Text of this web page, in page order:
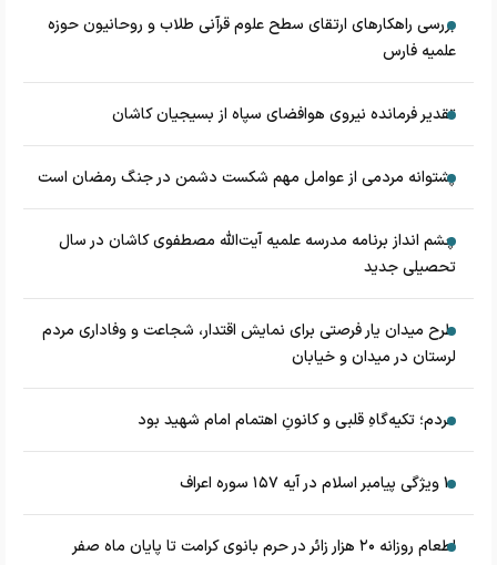
بررسی راهکارهای ارتقای سطح علوم قرآنی طلاب و روحانیون حوزه
علمیه فارس
تقدیر فرمانده نیروی هوافضای سپاه از بسیجیان کاشان
پشتوانه مردمی از عوامل مهم شکست دشمن در جنگ رمضان است
چشم‌ انداز برنامه مدرسه علمیه آیت‌الله مصطفوی کاشان در سال
تحصیلی جدید
طرح میدان یار فرصتی برای نمایش اقتدار، شجاعت و وفاداری مردم
لرستان در میدان و خیابان
مردم؛ تکیه‌گاهِ قلبی و کانونِ اهتمام امام شهید بود
۱۰ ویژگی پیامبر اسلام در آیه ۱۵۷ سوره اعراف
اطعام روزانه ۲۰ هزار زائر در حرم بانوی کرامت تا پایان ماه صفر